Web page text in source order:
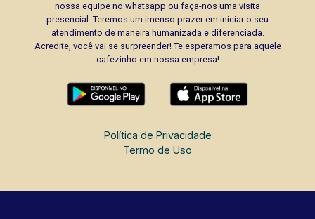
nossa equipe no whatsapp ou faça-nos uma visita
presencial. Teremos um imenso prazer em iniciar o seu
atendimento de maneira humanizada e diferenciada.
Acredite, você vai se surpreender! Te esperamos para aquele
cafezinho em nossa empresa!
Política de Privacidade
Termo de Uso